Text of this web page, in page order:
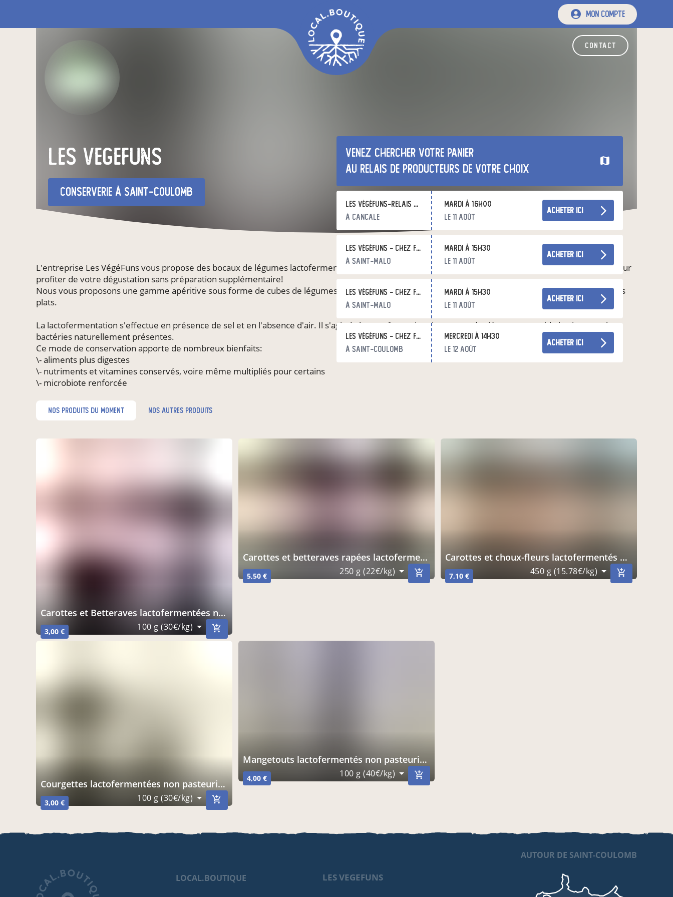
mon compte
contact
les vegefuns
conserverie à Saint-Coulomb
Venez chercher votre panier
au relais de producteurs de votre choix
Les VégéFuns-Relais de Cancale
à Cancale
mardi à 16h00
le 11 août
acheter ici
Les VégéFuns - chez Fromages et Terroirs St Servan
à Saint-Malo
mardi à 15h30
le 11 août
acheter ici
Les VégéFuns - chez Fromages et Terroirs Paramé
à Saint-Malo
mardi à 15h30
le 11 août
acheter ici
Les Végéfuns - chez Fleur de levain
à Saint-Coulomb
mercredi à 14h30
le 12 août
acheter ici
L'entreprise Les VégéFuns vous propose des bocaux de légumes lactofermentés non pasteurisés. Nos produits sont déjà assaisonnés et aromatisés pour
profiter de votre dégustation sans préparation supplémentaire!
Nous vous proposons une gamme apéritive sous forme de cubes de légumes à croquer et une gamme en rapés pour agrémenter vos salades et autres
plats.
La lactofermentation s'effectue en présence de sel et en l'absence d'air. Il s'agit de la transformation des sucres des légumes en acide lactique par les
bactéries naturellement présentes.
Ce mode de conservation apporte de nombreux bienfaits:
\- aliments plus digestes
\- nutriments et vitamines conservés, voire même multipliés pour certains
\- microbiote renforcée
nos produits du moment nos autres produits
Carottes et Betteraves lactofermentées non pasteurisées
3,00 € 100 g (30€/kg)
Carottes et betteraves rapées lactofermentées non pasteurisées
5,50 € 250 g (22€/kg)
Carottes et choux-fleurs lactofermentés non pasteurisés
7,10 € 450 g (15.78€/kg)
Courgettes lactofermentées non pasteurisées
3,00 € 100 g (30€/kg)
Mangetouts lactofermentés non pasteurisés
4,00 € 100 g (40€/kg)
LOCAL.BOUTIQUE LES VEGEFUNS
AUTOUR DE SAINT-COULOMB